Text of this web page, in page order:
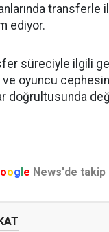
transferle
ediyor.
süreciyle ilgili
oyuncu
doğrultusunda
oogle News'de takip